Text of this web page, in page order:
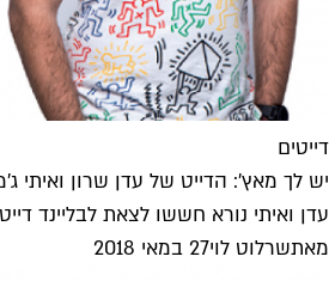
דייטים
יש לך מאץ': הדייט של עדן שרון ואיתי
עדן ואיתי נורא חששו לצאת לבליינד
מאתשרלוט לוי27 במאי 2018